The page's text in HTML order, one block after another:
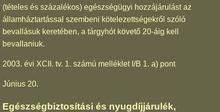
(tételes és százalékos) egészségügyi hozzájárulást az
államháztartással szembeni kötelezettségekről szóló
bevallásuk keretében, a tárgyhót követő 20-áig kell
bevallaniuk.
2003. évi XCII. tv. 1. számú melléklet I/B 1. a) pont
Június 20.
Egészségbiztosítási és nyugdíjjárulék,